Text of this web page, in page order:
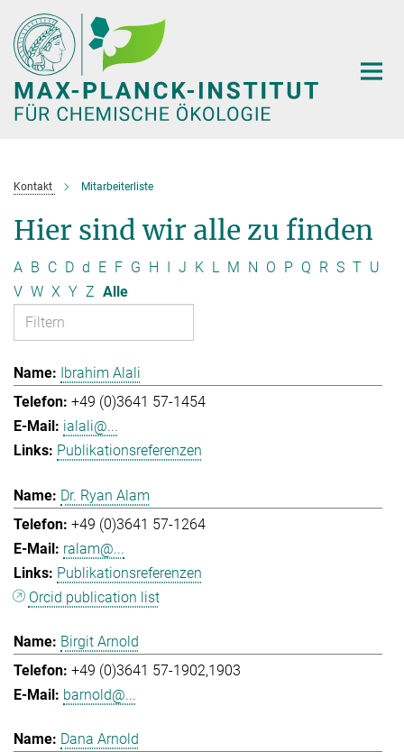
Hauptinhalt
Kontakt Mitarbeiterliste
Hier sind wir alle zu finden
A B C D d E F G H I J K L M N O P Q R S T U
V W X Y Z Alle
Ibrahim Alali
+49 (0)3641 57-1454
ialali@...
Publikationsreferenzen
Dr. Ryan Alam
+49 (0)3641 57-1264
ralam@...
Publikationsreferenzen
Orcid publication list
Birgit Arnold
+49 (0)3641 57-1902,1903
barnold@...
Dana Arnold